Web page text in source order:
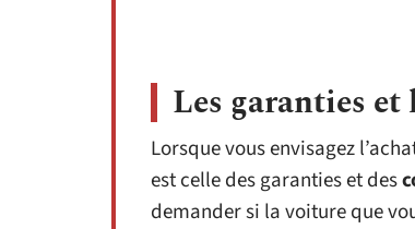
Les garanties
Lorsque vous envisagez
est celle des garanties et des
demander si la voiture que